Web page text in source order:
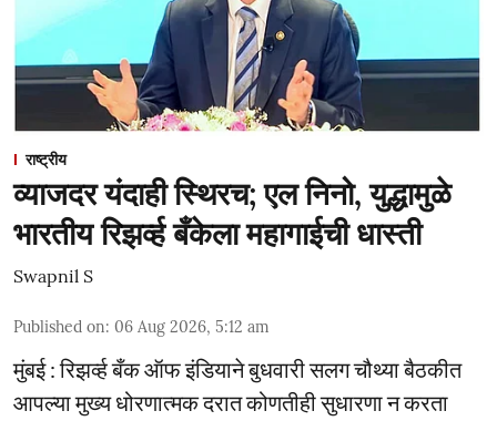
राष्ट्रीय
व्याजदर यंदाही स्थिरच; एल निनो, युद्धामुळे
भारतीय रिझर्व्ह बँकेला महागाईची धास्ती
Swapnil S
Published on: 06 Aug 2026, 5:12 am
मुंबई : रिझर्व्ह बँक ऑफ इंडियाने बुधवारी सलग चौथ्या बैठकीत
आपल्या मुख्य धोरणात्मक दरात कोणतीही सुधारणा न करता